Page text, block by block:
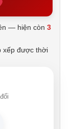
— hiện còn3
xếp được thời